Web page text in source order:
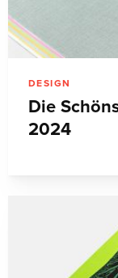
DESIGN
Die
2024